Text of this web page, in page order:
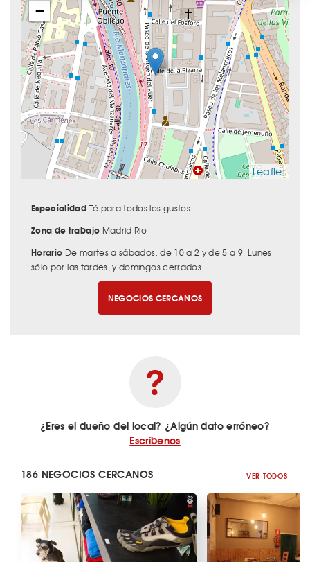
−
Leaflet
Especialidad Té para todos los gustos
Zona de trabajo Madrid Rio
Horario De martes a sábados, de 10 a 2 y de 5 a 9. Lunes
sólo por las tardes, y domingos cerrados.
NEGOCIOS CERCANOS
¿Eres el dueño del local? ¿Algún dato erróneo?
Escríbenos
186 NEGOCIOS CERCANOS VER TODOS